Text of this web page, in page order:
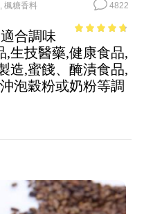
, 楓糖香料 4822
5
合調味
,生技醫藥,健康食品,
造,蜜餞、醃漬食品,
泡穀粉或奶粉等調